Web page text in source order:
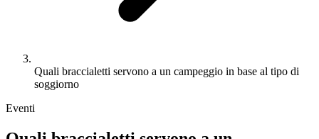
Quali braccialetti servono a un campeggio in base al tipo di
soggiorno
Eventi